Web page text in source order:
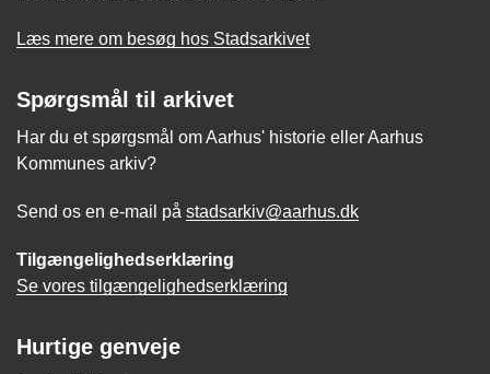
Læs mere om besøg hos Stadsarkivet
Spørgsmål til arkivet
Har du et spørgsmål om Aarhus' historie eller Aarhus
Kommunes arkiv?
Send os en e-mail på stadsarkiv@aarhus.dk
Tilgængelighedserklæring
Se vores tilgængelighedserklæring
Hurtige genveje